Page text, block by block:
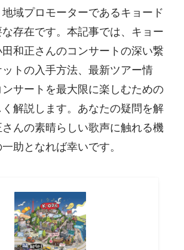
域プロモーターであるキョード
存在です。本記事では、キョー
田和正さんのコンサートの深い繋
トの入手方法、最新ツアー情
サートを最大限に楽しむための
解説します。あなたの疑問を解
んの素晴らしい歌声に触れる機
助となれば幸いです。